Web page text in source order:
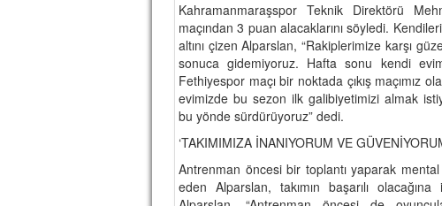
Kahramanmaraşspor Teknik Direktörü
maçından 3 puan alacaklarını söyledi.
altını çizen Alparslan, “Rakiplerimize karşı
sonuca gidemiyoruz. Hafta sonu kendi
Fethiyespor maçı bir noktada çıkış maçımız
evimizde bu sezon ilk galibiyetimizi almak
bu yönde sürdürüyoruz” dedi.
‘TAKIMIMIZA İNANIYORUM VE
Antrenman öncesi bir toplantı yaparak mental
eden Alparslan, takımın başarılı